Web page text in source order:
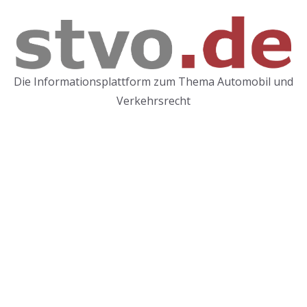
Inhalt
springen
Die Informationsplattform zum Thema Automobil und
Verkehrsrecht